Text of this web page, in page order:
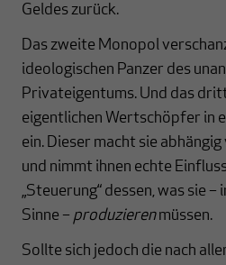
Geldes zurück.
Das zweite Monopol
ideologischen Panzer des
Privateigentums. Und das
eigentlichen Wertschöpfer in
ein. Dieser macht sie
und nimmt ihnen echte
„Steuerung“ dessen, was sie
Sinne – produzierenmüssen.
Sollte sich jedoch die nach